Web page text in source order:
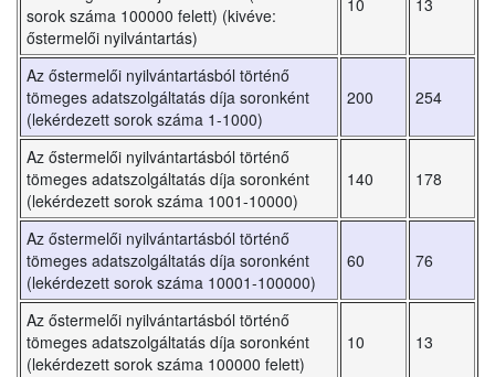
sorok száma 100000 felett) (kivéve:
őstermelői nyilvántartás)
10 13
Az őstermelői nyilvántartásból történő
tömeges adatszolgáltatás díja soronként
(lekérdezett sorok száma 1-1000)
200 254
Az őstermelői nyilvántartásból történő
tömeges adatszolgáltatás díja soronként
(lekérdezett sorok száma 1001-10000)
140 178
Az őstermelői nyilvántartásból történő
tömeges adatszolgáltatás díja soronként
(lekérdezett sorok száma 10001-100000)
60 76
Az őstermelői nyilvántartásból történő
tömeges adatszolgáltatás díja soronként
(lekérdezett sorok száma 100000 felett)
10 13